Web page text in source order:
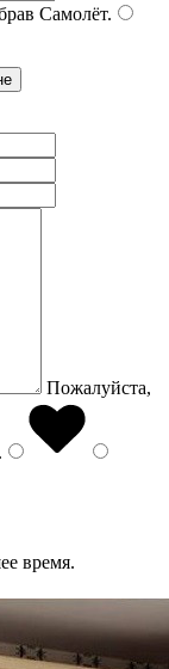
Самолёт.
Пожалуйста,
время.